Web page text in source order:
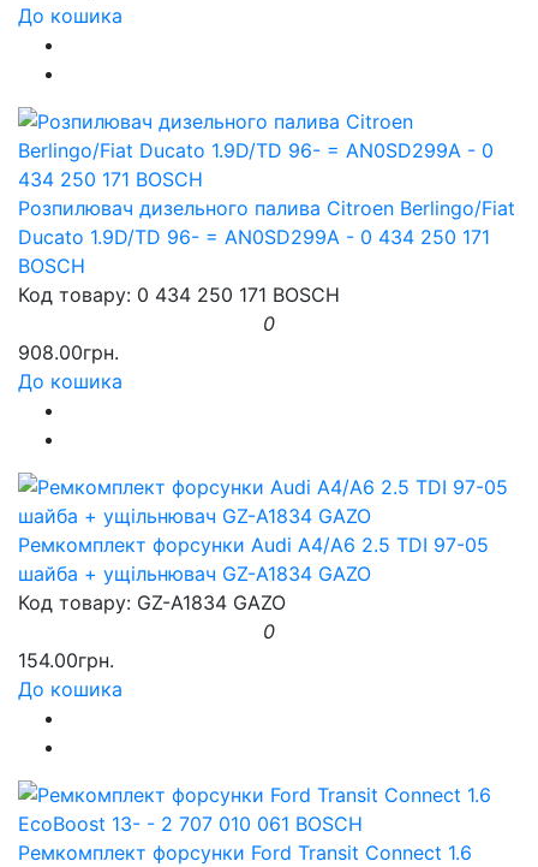
До кошика
Розпилювач дизельного палива Citroen Berlingo/Fiat
Ducato 1.9D/TD 96- = AN0SD299A - 0 434 250 171
BOSCH
Код товару: 0 434 250 171 BOSCH
0
908.00грн.
До кошика
Ремкомплект форсунки Audi A4/A6 2.5 TDI 97-05
шайба + ущільнювач GZ-A1834 GAZO
Код товару: GZ-A1834 GAZO
0
154.00грн.
До кошика
Ремкомплект форсунки Ford Transit Connect 1.6